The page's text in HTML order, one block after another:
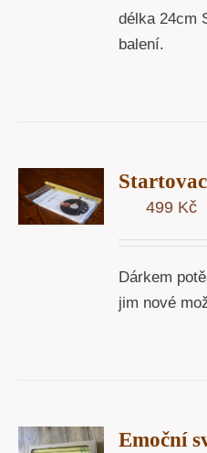
délka 24cm
balení.
499 Kč
Dárkem
jim nové
Emoční